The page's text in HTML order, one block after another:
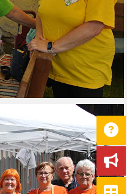
13. 02. 2026 – ZPOZ – Prijatie
starostkou obce